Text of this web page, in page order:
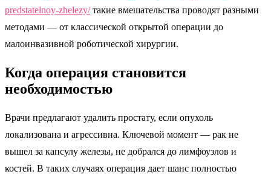
predstatelnoy-zhelezy/такие вмешательства проводят разными
методами — от классической открытой операции до
малоинвазивной роботической хирургии.
Когда операция становится
необходимостью
Врачи предлагают удалить простату, если опухоль
локализована и агрессивна. Ключевой момент — рак не
вышел за капсулу железы, не добрался до лимфоузлов и
костей. В таких случаях операция дает шанс полностью